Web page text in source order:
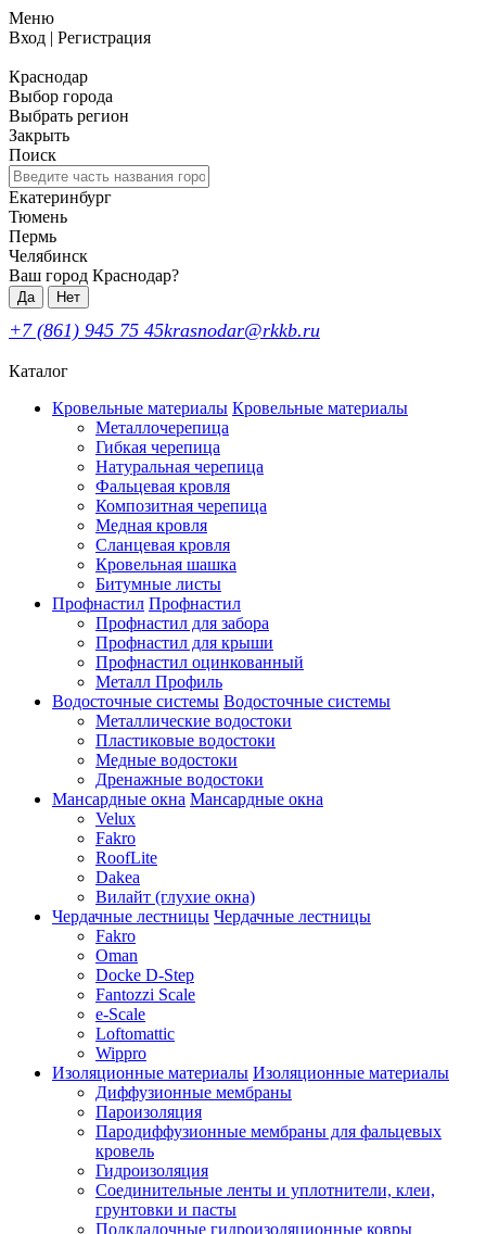
Меню
Вход | Регистрация
Краснодар
Выбор города
Выбрать регион
Закрыть
Поиск
Екатеринбург
Тюмень
Пермь
Челябинск
Ваш город Краснодар?
Да Нет
+7 (861) 945 75 45krasnodar@rkkb.ru
Каталог
Кровельные материалы Кровельные материалы
Металлочерепица
Гибкая черепица
Натуральная черепица
Фальцевая кровля
Композитная черепица
Медная кровля
Сланцевая кровля
Кровельная шашка
Битумные листы
Профнастил Профнастил
Профнастил для забора
Профнастил для крыши
Профнастил оцинкованный
Металл Профиль
Водосточные системы Водосточные системы
Металлические водостоки
Пластиковые водостоки
Медные водостоки
Дренажные водостоки
Мансардные окна Мансардные окна
Velux
Fakro
RoofLite
Dakea
Вилайт (глухие окна)
Чердачные лестницы Чердачные лестницы
Fakro
Oman
Docke D-Step
Fantozzi Scale
e-Scale
Loftomattic
Wippro
Изоляционные материалы Изоляционные материалы
Диффузионные мембраны
Пароизоляция
Пародиффузионные мембраны для фальцевых
кровель
Гидроизоляция
Соединительные ленты и уплотнители, клеи,
грунтовки и пасты
Подкладочные гидроизоляционные ковры